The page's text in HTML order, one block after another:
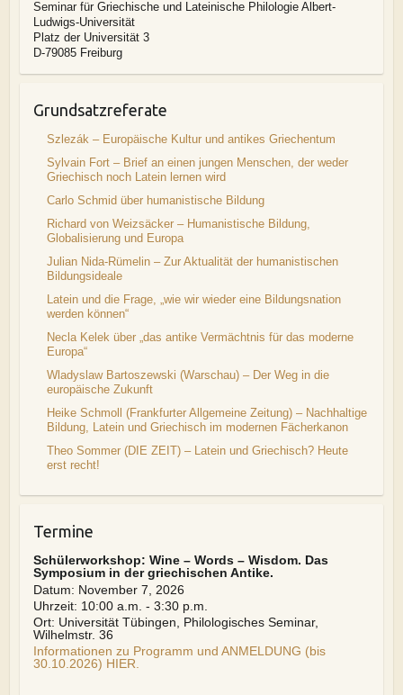
Seminar für Griechische und Lateinische Philologie Albert-
Ludwigs-Universität
Platz der Universität 3
D-79085 Freiburg
Grundsatzreferate
Szlezák – Europäische Kultur und antikes Griechentum
Sylvain Fort – Brief an einen jungen Menschen, der weder
Griechisch noch Latein lernen wird
Carlo Schmid über humanistische Bildung
Richard von Weizsäcker – Humanistische Bildung,
Globalisierung und Europa
Julian Nida-Rümelin – Zur Aktualität der humanistischen
Bildungsideale
Latein und die Frage, „wie wir wieder eine Bildungsnation
werden können“
Necla Kelek über „das antike Vermächtnis für das moderne
Europa“
Wladyslaw Bartoszewski (Warschau) – Der Weg in die
europäische Zukunft
Heike Schmoll (Frankfurter Allgemeine Zeitung) – Nachhaltige
Bildung, Latein und Griechisch im modernen Fächerkanon
Theo Sommer (DIE ZEIT) – Latein und Griechisch? Heute
erst recht!
Termine
Schülerworkshop: Wine – Words – Wisdom. Das
Symposium in der griechischen Antike.
Datum: November 7, 2026
Uhrzeit: 10:00 a.m. - 3:30 p.m.
Ort: Universität Tübingen, Philologisches Seminar,
Wilhelmstr. 36
Informationen zu Programm und ANMELDUNG (bis
30.10.2026) HIER.